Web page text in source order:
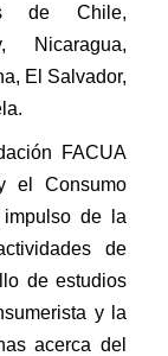
de Chile,
Nicaragua,
El Salvador,
FACUA
el Consumo
de la
de
de estudios
y la
acerca del